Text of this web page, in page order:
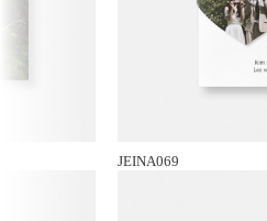
JEINA069